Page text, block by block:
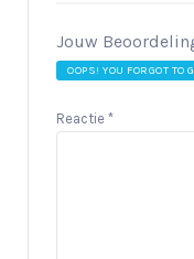
Jouw
OOPS! YOU FORGOT TO
Reactie *